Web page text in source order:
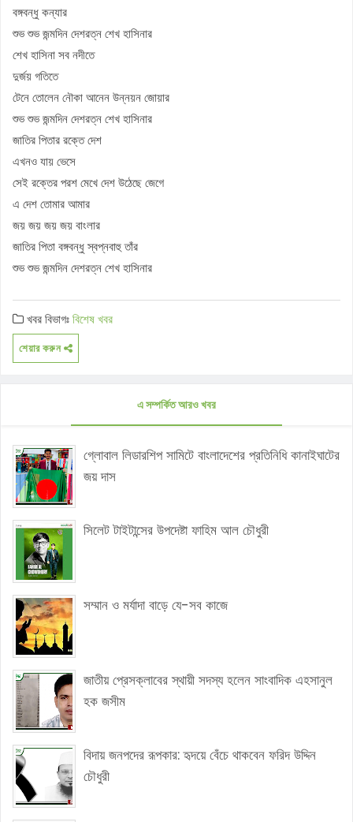
বঙ্গবন্ধু কন্যার
শুভ শুভ জন্মদিন দেশরত্ন শেখ হাসিনার
শেখ হাসিনা সব নদীতে
দুর্জয় গতিতে
টেনে তোলেন নৌকা আনেন উন্নয়ন জোয়ার
শুভ শুভ জন্মদিন দেশরত্ন শেখ হাসিনার
জাতির পিতার রক্তে দেশ
এখনও যায় ভেসে
সেই রক্তের পরশ মেখে দেশ উঠেছে জেগে
এ দেশ তোমার আমার
জয় জয় জয় জয় বাংলার
জাতির পিতা বঙ্গবন্ধু স্বপ্নবাহু তাঁর
শুভ শুভ জন্মদিন দেশরত্ন শেখ হাসিনার
খবর বিভাগঃবিশেষ খবর
শেয়ার করুন
এ সম্পর্কিত আরও খবর
গ্লোবাল লিডারশিপ সামিটে বাংলাদেশের প্রতিনিধি কানাইঘাটের
জয় দাস
সিলেট টাইটান্সের উপদেষ্টা ফাহিম আল চৌধুরী
সম্মান ও মর্যাদা বাড়ে যে-সব কাজে
জাতীয় প্রেসক্লাবের স্থায়ী সদস্য হলেন সাংবাদিক এহসানুল
হক জসীম
বিদায় জনপদের রূপকার: হৃদয়ে বেঁচে থাকবেন ফরিদ উদ্দিন
চৌধুরী